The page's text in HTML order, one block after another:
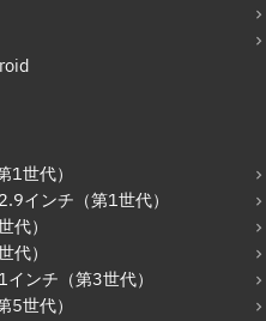
世代）
インチ（第1世代）
代）
代）
ンチ（第3世代）
世代）